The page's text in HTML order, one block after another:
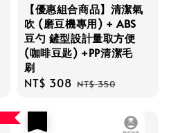
【優惠組合商品】清潔氣
吹 (磨豆機專用) + ABS
豆勺 鏟型設計量取方便
(咖啡豆匙) +PP清潔毛
刷
Sale
NT$ 308 Regular
NT$ 350